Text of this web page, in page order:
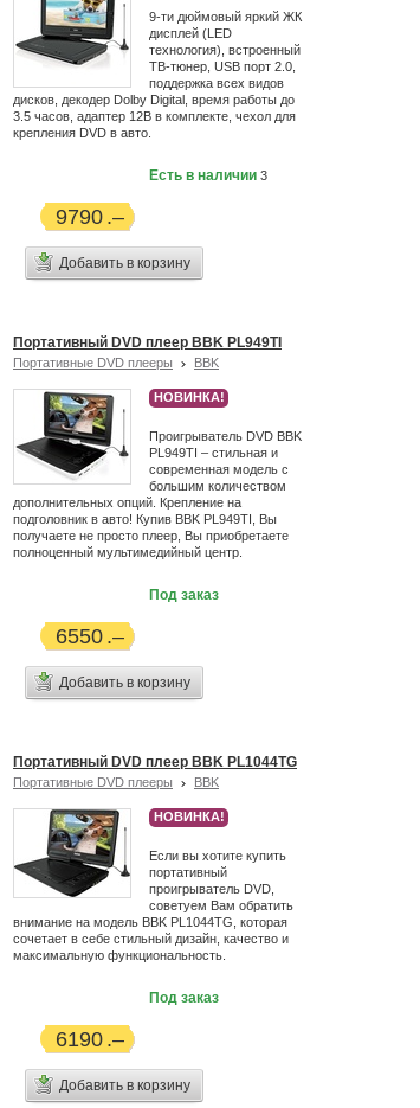
9-ти дюймовый яркий ЖК
дисплей (LED
технология), встроенный
ТВ-тюнер, USB порт 2.0,
поддержка всех видов
дисков, декодер Dolby Digital, время работы до
3.5 часов, адаптер 12В в комплекте, чехол для
крепления DVD в авто.
Есть в наличии 3
9790
Добавить в корзину
Портативный DVD плеер BBK PL949TI
Портативные DVD плееры BBK
НОВИНКА!
Проигрыватель DVD BBK
PL949TI – стильная и
современная модель с
большим количеством
дополнительных опций. Крепление на
подголовник в авто! Купив BBK PL949TI, Вы
получаете не просто плеер, Вы приобретаете
полноценный мультимедийный центр.
Под заказ
6550
Добавить в корзину
Портативный DVD плеер BBK PL1044TG
Портативные DVD плееры BBK
НОВИНКА!
Если вы хотите купить
портативный
проигрыватель DVD,
советуем Вам обратить
внимание на модель BBK PL1044TG, которая
сочетает в себе стильный дизайн, качество и
максимальную функциональность.
Под заказ
6190
Добавить в корзину